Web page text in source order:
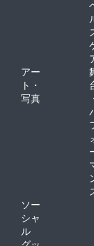
アー
ト・
写真
ソー
シャ
ル